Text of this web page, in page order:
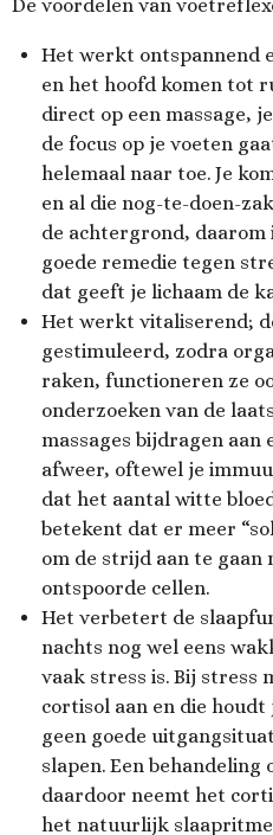
De voordelen van
Het werkt ontspannend
en het hoofd komen tot
direct op een massage,
de focus op je voeten
helemaal naar toe. Je
en al die nog-te-doen-
de achtergrond, daarom
goede remedie tegen
dat geeft je lichaam de
Het werkt vitaliserend;
gestimuleerd, zodra
raken, functioneren ze
onderzoeken van de
massages bijdragen aan
afweer, oftewel je
dat het aantal witte
betekent dat er meer
om de strijd aan te
ontspoorde cellen.
Het verbetert de
nachts nog wel eens
vaak stress is. Bij stress
cortisol aan en die
geen goede
slapen. Een
daardoor neemt het
het natuurlijk